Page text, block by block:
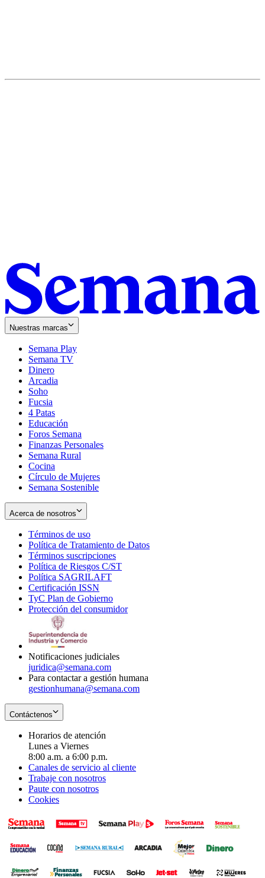
Nuestras marcas
Semana Play
Semana TV
Dinero
Arcadia
Soho
in
new
window
Fucsia
in
new
window
4 Patas
Educación
Foros Semana
Finanzas Personales
Semana Rural
Cocina
Círculo de Mujeres
Semana Sostenible
Acerca de nosotros
Términos de uso
in
new
window
Política de Tratamiento de Datos
Términos suscripciones
in
Política de Riesgos C/ST
Política SAGRILAFT
new
window
Certificación ISSN
in
new
TyC Plan de Gobierno
in
Protección del consumidorOpens
Notificaciones judiciales
juridica@semana.com
Para contactar a gestión humana
gestionhumana@semana.com
Contáctenos
Horarios de atención
Lunes a Viernes
8:00 a.m. a 6:00 p.m.
Canales de servicio al cliente
Trabaje con nosotros
Paute con nosotros
Cookies